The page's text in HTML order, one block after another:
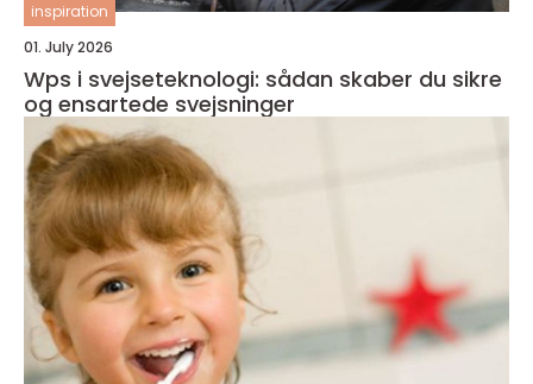
inspiration
01. July 2026
Wps i svejseteknologi: sådan skaber du sikre
og ensartede svejsninger